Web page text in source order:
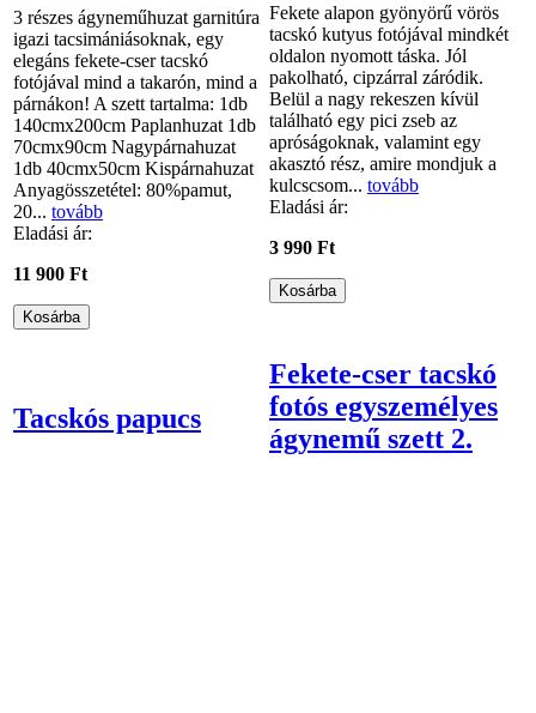
3 részes ágyneműhuzat garnitúra
igazi tacsimániásoknak, egy
elegáns fekete-cser tacskó
fotójával mind a takarón, mind a
párnákon! A szett tartalma: 1db
140cmx200cm Paplanhuzat 1db
70cmx90cm Nagypárnahuzat
1db 40cmx50cm Kispárnahuzat
Anyagösszetétel: 80%pamut,
20... tovább
Eladási ár:
11 900 Ft
Fekete alapon gyönyörű vörös
tacskó kutyus fotójával mindkét
oldalon nyomott táska. Jól
pakolható, cipzárral záródik.
Belül a nagy rekeszen kívül
található egy pici zseb az
apróságoknak, valamint egy
akasztó rész, amire mondjuk a
kulcscsom... tovább
Eladási ár:
3 990 Ft
Tacskós papucs
Fekete-cser tacskó
fotós egyszemélyes
ágynemű szett 2.